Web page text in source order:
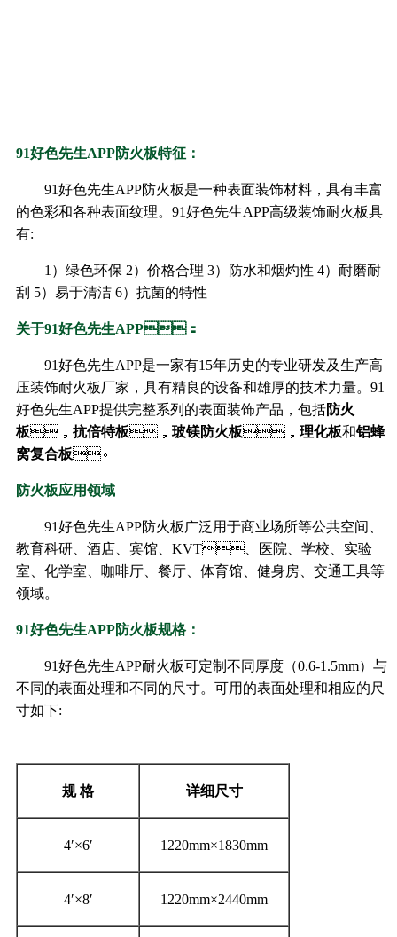
91好色先生APP防火板特征：
91好色先生APP防火板是一种表面装饰材料，具有丰富
的色彩和各种表面纹理。91好色先生APP高级装饰耐火板具
有:
1）绿色环保 2）价格合理 3）防水和烟灼性 4）耐磨耐
刮 5）易于清洁 6）抗菌的特性
关于91好色先生APP：
91好色先生APP是一家有15年历史的专业研发及生产高
压装饰耐火板厂家，具有精良的设备和雄厚的技术力量。91
好色先生APP提供完整系列的表面装饰产品，包括防火
板， 抗倍特板， 玻镁防火板， 理化板和铝蜂
窝复合板。
防火板应用领域
91好色先生APP防火板广泛用于商业场所等公共空间、
教育科研、酒店、宾馆、KVT、医院、学校、实验
室、化学室、咖啡厅、餐厅、体育馆、健身房、交通工具等
领域。
91好色先生APP防火板规格：
91好色先生APP耐火板可定制不同厚度（0.6-1.5mm）与
不同的表面处理和不同的尺寸。可用的表面处理和相应的尺
寸如下:
规 格 详细尺寸
4′×6′ 1220mm×1830mm
4′×8′ 1220mm×2440mm